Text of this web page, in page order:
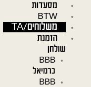
מסעדות
BTW
משלוחים/TA
הזמנת
שולחן
BBB
כרמיאל
BBB